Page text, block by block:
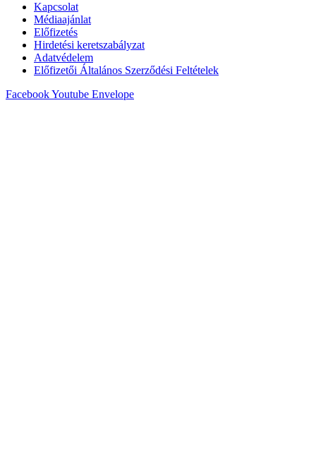
Kapcsolat
Médiaajánlat
Előfizetés
Hirdetési keretszabályzat
Adatvédelem
Előfizetői Általános Szerződési Feltételek
FacebookYoutube Envelope